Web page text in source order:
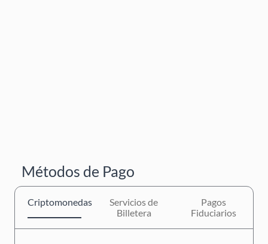
Métodos de Pago
Criptomonedas
Servicios de
Billetera
Pagos
Fiduciarios